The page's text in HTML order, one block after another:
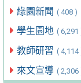
綠園新聞 ( 408 )
學生園地 ( 6,291
教師研習 ( 4,114
來文宣導 ( 2,306